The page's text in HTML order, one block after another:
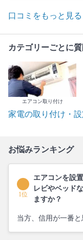
口コミをもっと見る
カテゴリーごとに
エアコン取り付け
家電の取り付け・
お悩みランキング
1位
エアコンを設
レビやベッド
ますか？
当方、信用が一番